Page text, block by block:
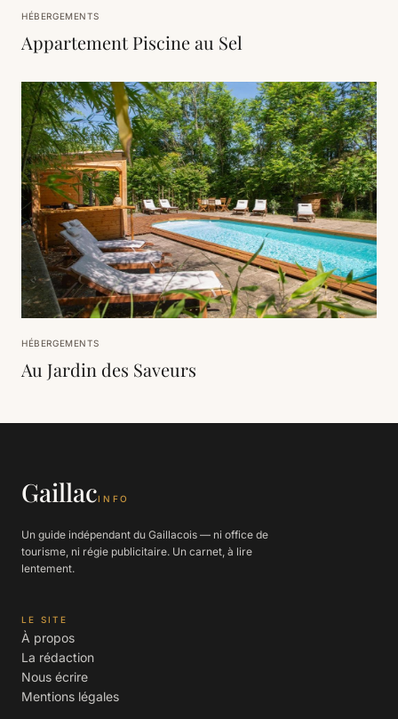
HÉBERGEMENTS
Appartement Piscine au Sel
HÉBERGEMENTS
Au Jardin des Saveurs
GaillacINFO
Un guide indépendant du Gaillacois — ni office de
tourisme, ni régie publicitaire. Un carnet, à lire
lentement.
LE SITE
À propos
La rédaction
Nous écrire
Mentions légales